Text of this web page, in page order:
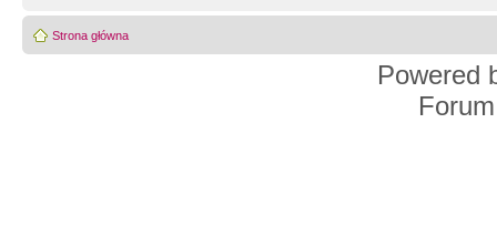
Strona główna
Powered